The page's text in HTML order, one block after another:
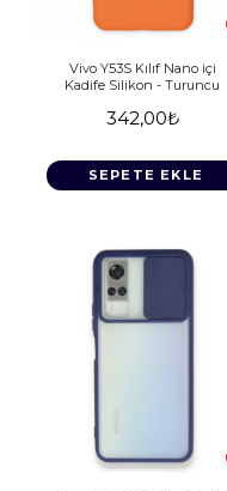
Vivo Y53S Kılıf Nano içi
Kadife Silikon - Turuncu
342,00₺
SEPETE EKLE